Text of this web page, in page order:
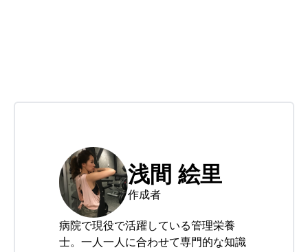
浅間 絵里
作成者
病院で現役で活躍している管理栄養
士。一人一人に合わせて専門的な知識